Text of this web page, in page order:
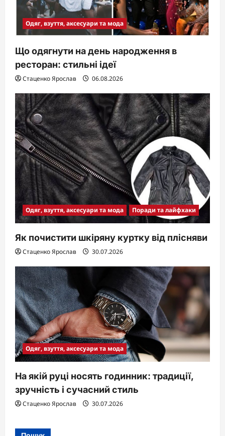
Одяг, взуття, аксесуари та мода
Що одягнути на день народження в
ресторан: стильні ідеї
Стаценко Ярослав 06.08.2026
Одяг, взуття, аксесуари та мода Поради та лайфхаки
Як почистити шкіряну куртку від плісняви
Стаценко Ярослав 30.07.2026
Одяг, взуття, аксесуари та мода
На якій руці носять годинник: традиції,
зручність і сучасний стиль
Стаценко Ярослав 30.07.2026